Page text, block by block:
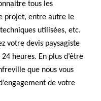
tous les
projet, entre autre le
utilisées, etc.
votre devis paysagiste
heures. En plus d’être
que nous vous
de votre